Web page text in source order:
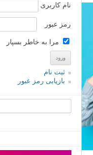
نام کاربری
رمز عبور
مرا به خاطر بسپار
ثبت نام
بازیابی رمز عبور